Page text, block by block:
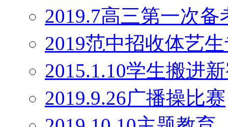
2019.7高三第一次备
2019范中招收体艺
2015.1.10学生搬进
2019.9.26广播操比赛